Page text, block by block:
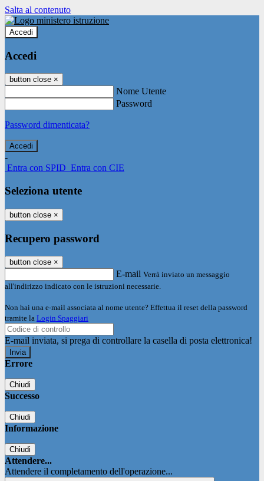
Salta al contenuto
Accedi
Accedi
button close ×
Nome Utente
Password
Password dimenticata?
-
Entra con SPID Entra con CIE
Seleziona utente
button close ×
Recupero password
button close ×
E-mail Verrà inviato un messaggio
all'indirizzo indicato con le istruzioni necessarie.
Non hai una e-mail associata al nome utente? Effettua il reset della password
tramite la Login Spaggiari
E-mail inviata, si prega di controllare la casella di posta elettronica!
Errore
Chiudi
Successo
Chiudi
Informazione
Chiudi
Attendere...
Attendere il completamento dell'operazione...